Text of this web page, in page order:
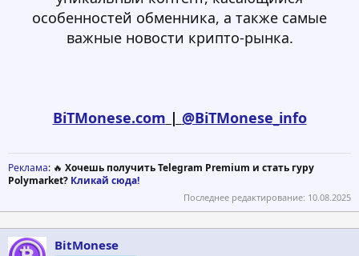
особенностей обменника, а также самые
важные новости крипто-рынка.
BiTMonese.com | @BiTMonese_info
Реклама: 🔥 Хочешь получить Telegram Premium и стать гуру
Polymarket? Кликай сюда!
Последнее редактирование: 10.08.2025
BitMonese